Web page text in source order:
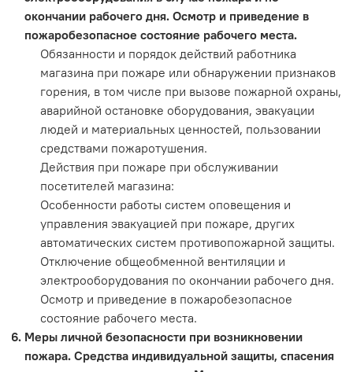
окончании рабочего дня. Осмотр и приведение в
пожаробезопасное состояние рабочего места.
Обязанности и порядок действий работника
магазина при пожаре или обнаружении признаков
горения, в том числе при вызове пожарной охраны,
аварийной остановке оборудования, эвакуации
людей и материальных ценностей, пользовании
средствами пожаротушения.
Действия при пожаре при обслуживании
посетителей магазина:
Особенности работы систем оповещения и
управления эвакуацией при пожаре, других
автоматических систем противопожарной защиты.
Отключение общеобменной вентиляции и
электрооборудования по окончании рабочего дня.
Осмотр и приведение в пожаробезопасное
состояние рабочего места.
Меры личной безопасности при возникновении
пожара. Средства индивидуальной защиты, спасения